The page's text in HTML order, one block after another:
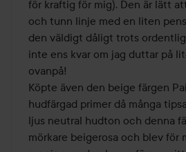
för kraftig för mig). Den är lätt
och tunn linje med en liten
den väldigt dåligt trots
inte ens kvar om jag duttar på
ovanpå!
Köpte även den beige färgen
hudfärgad primer då många
ljus neutral hudton och denna
mörkare beigerosa och blev för